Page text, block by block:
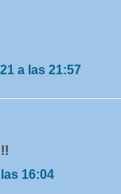
a las 21:57
16:04